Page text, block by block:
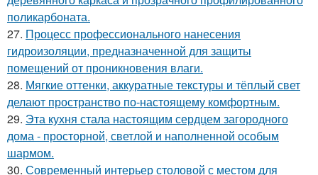
поликарбоната.
27. Процесс профессионального нанесения
гидроизоляции, предназначенной для защиты
помещений от проникновения влаги.
28. Мягкие оттенки, аккуратные текстуры и тёплый свет
делают пространство по-настоящему комфортным.
29. Эта кухня стала настоящим сердцем загородного
дома - просторной, светлой и наполненной особым
шармом.
30. Современный интерьер столовой с местом для